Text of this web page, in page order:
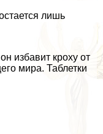
лишь
избавит кроху от
мира. Таблетки